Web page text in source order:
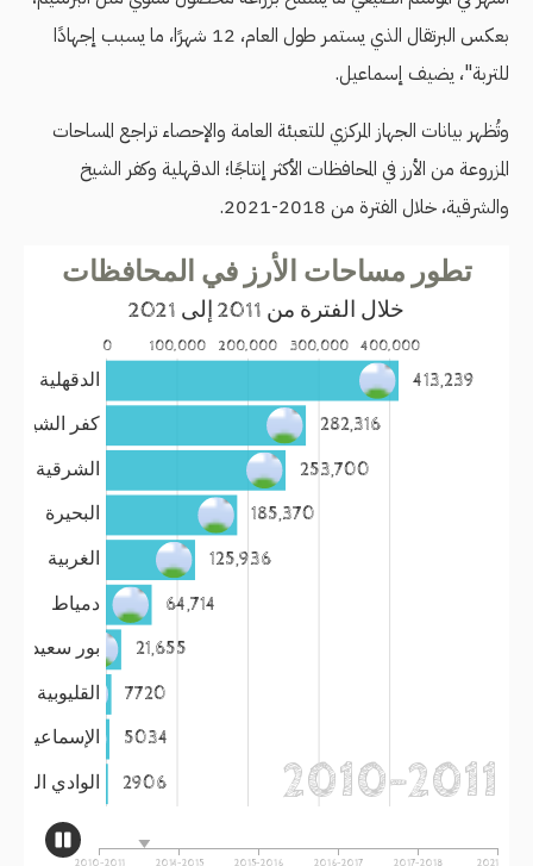
بعكس البرتقال الذي يستمر طول العام، 12 شهرًا، ما يسبب إجهادًا
للتربة"، يضيف إسماعيل.
وتُظهر بيانات الجهاز المركزي للتعبئة العامة والإحصاء تراجع المساحات
المزروعة من الأرز في المحافظات الأكثر إنتاجًا؛ الدقهلية وكفر الشيخ
والشرقية، خلال الفترة من 2018-2021.